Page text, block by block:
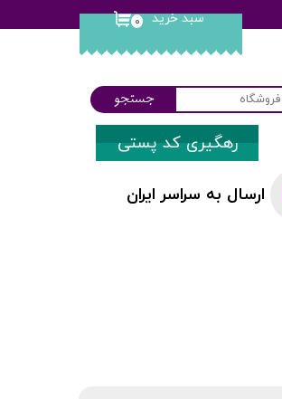
۰ سبد خرید
جستجو
ارسال به سراسر ایران
رهگیری کد پستی